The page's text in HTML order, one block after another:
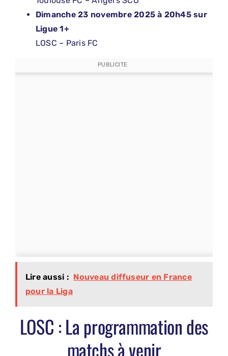
Dimanche 23 novembre 2025 à 20h45 sur
Ligue 1+
LOSC – Paris FC
PUBLICITE
Lire aussi : Nouveau diffuseur en France
pour la Liga
LOSC : La programmation des
matchs à venir